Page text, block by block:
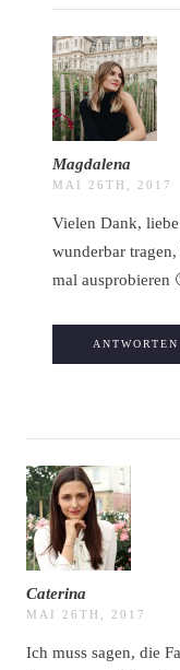
Magdalena
MAI 26TH, 2017
Vielen Dank,
wunderbar
mal ausprobieren
ANTWORTEN
Caterina
MAI 26TH, 2017
Ich muss sagen, die